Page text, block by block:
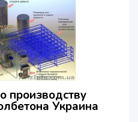
производству
Украина